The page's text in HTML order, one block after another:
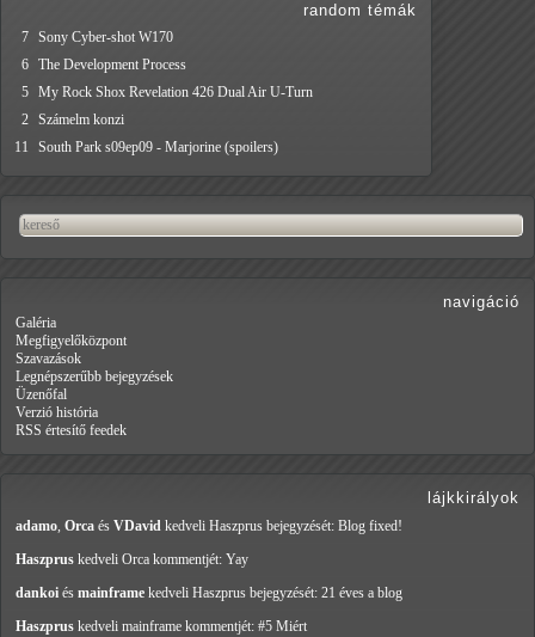
random témák
7 Sony Cyber-shot W170
6 The Development Process
5 My Rock Shox Revelation 426 Dual Air U-Turn
2 Számelm konzi
11
South Park s09ep09 - Marjorine (spoilers)
navigáció
Galéria
Megfigyelőközpont
Szavazások
Legnépszerűbb bejegyzések
Üzenőfal
Verzió história
RSS értesítő feedek
lájkkirályok
adamo, Orca és VDavid kedveli Haszprus bejegyzését: Blog fixed!
Haszprus kedveli Orca kommentjét: Yay
dankoi és mainframe kedveli Haszprus bejegyzését: 21 éves a blog
Haszprus kedveli mainframe kommentjét: #5 Miért